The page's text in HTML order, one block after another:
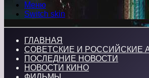
Меню
Switch skin
ГЛАВНАЯ
СОВЕТСКИЕ И РОССИЙСКИЕ
ПОСЛЕДНИЕ НОВОСТИ
НОВОСТИ КИНО